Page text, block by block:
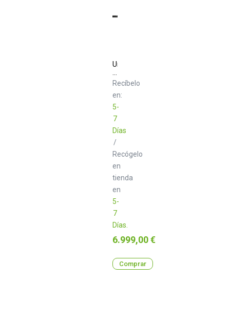
Union
Audio
ORBIT.6
6-
CH
Rotary
Mixer
Recíbelo
en:
5-
7
Días
/
Recógelo
en
tienda
en
5-
7
Días.
Precio
6.999,00 €
Comprar